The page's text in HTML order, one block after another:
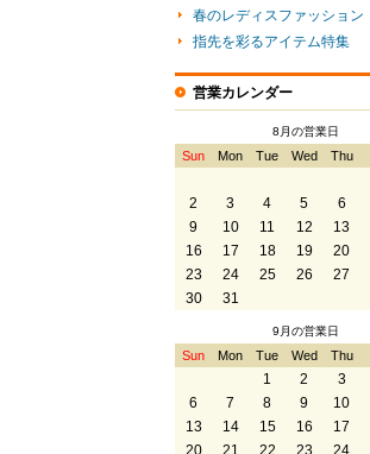
春のレディスファッション
指先を彩るアイテム特集
営業カレンダー
8月の営業日
Sun Mon Tue Wed Thu
2
3 4 5 6
9
10 11 12 13
16
17 18 19 20
23
24 25 26 27
30
31
9月の営業日
Sun Mon Tue Wed Thu
1 2 3
6
7 8 9 10
13
14 15 16 17